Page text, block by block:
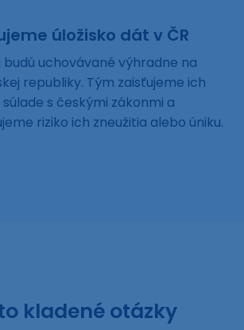
úložisko dát v ČR
uchovávané výhradne na
republiky. Tým zaisťujeme ich
s českými zákonmi a
riziko ich zneužitia alebo úniku.
kladené otázky